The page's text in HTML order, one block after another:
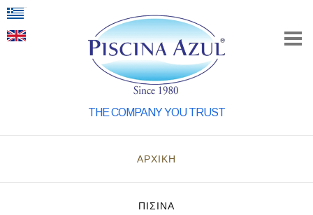
THE COMPANY YOU TRUST
ΑΡΧΙΚΗ
ΠΙΣΙΝΑ